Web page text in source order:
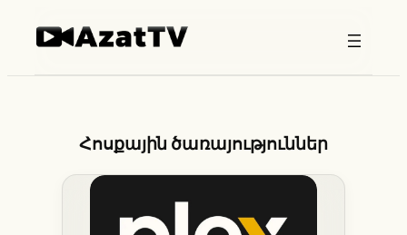
Հոսքային ծառայություններ